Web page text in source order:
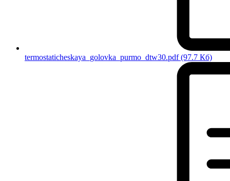
termostaticheskaya_golovka_purmo_dtw30.pdf(97.7 Кб)